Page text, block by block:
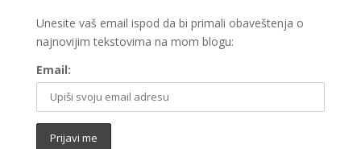
Unesite vaš email ispod da bi primali obaveštenja o
najnovijim tekstovima na mom blogu:
Email: